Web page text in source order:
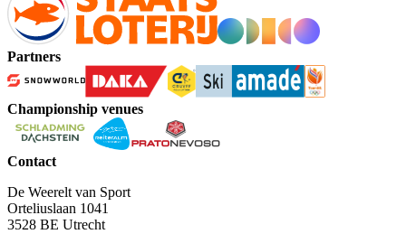
Partners
Championship venues
Contact
De Weerelt van Sport
Orteliuslaan 1041
3528 BE Utrecht